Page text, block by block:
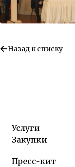
Назад к списку
Услуги
Закупки
Пресс-кит